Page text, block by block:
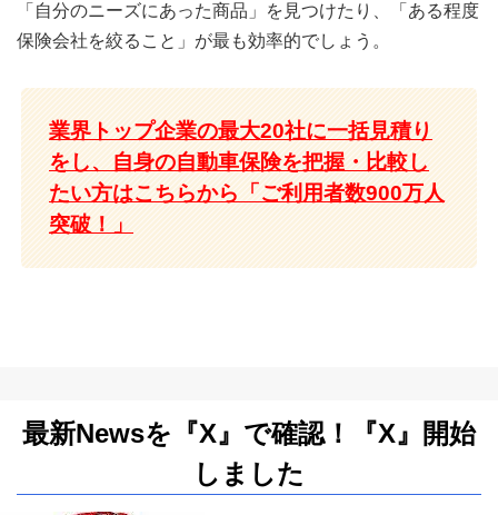
「自分のニーズにあった商品」を見つけたり、「ある程度
保険会社を絞ること」が最も効率的でしょう。
業界トップ企業の最大20社に一括見積り
をし、自身の自動車保険を把握・比較し
たい方はこちらから「ご利用者数900万人
突破！」
最新Newsを『X』で確認！『X』開始
しました